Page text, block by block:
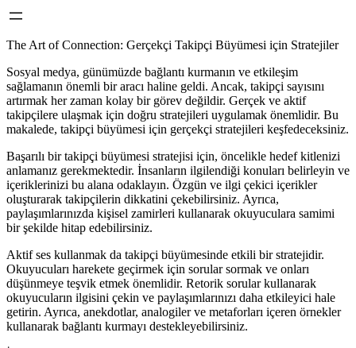
The Art of Connection: Gerçekçi Takipçi Büyümesi için Stratejiler
Sosyal medya, günümüzde bağlantı kurmanın ve etkileşim
sağlamanın önemli bir aracı haline geldi. Ancak, takipçi sayısını
artırmak her zaman kolay bir görev değildir. Gerçek ve aktif
takipçilere ulaşmak için doğru stratejileri uygulamak önemlidir. Bu
makalede, takipçi büyümesi için gerçekçi stratejileri keşfedeceksiniz.
Başarılı bir takipçi büyümesi stratejisi için, öncelikle hedef kitlenizi
anlamanız gerekmektedir. İnsanların ilgilendiği konuları belirleyin ve
içeriklerinizi bu alana odaklayın. Özgün ve ilgi çekici içerikler
oluşturarak takipçilerin dikkatini çekebilirsiniz. Ayrıca,
paylaşımlarınızda kişisel zamirleri kullanarak okuyuculara samimi
bir şekilde hitap edebilirsiniz.
Aktif ses kullanmak da takipçi büyümesinde etkili bir stratejidir.
Okuyucuları harekete geçirmek için sorular sormak ve onları
düşünmeye teşvik etmek önemlidir. Retorik sorular kullanarak
okuyucuların ilgisini çekin ve paylaşımlarınızı daha etkileyici hale
getirin. Ayrıca, anekdotlar, analogiler ve metaforları içeren örnekler
kullanarak bağlantı kurmayı destekleyebilirsiniz.